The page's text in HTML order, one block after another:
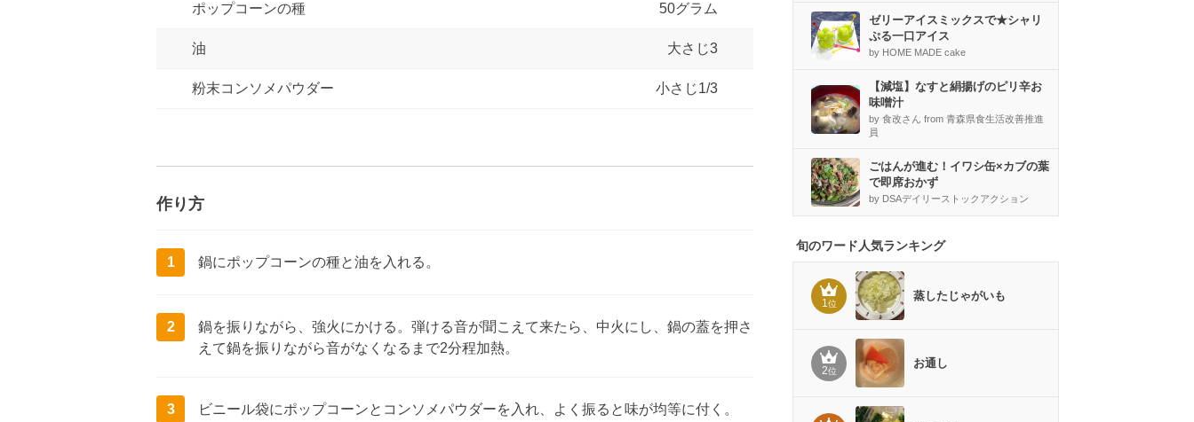
ポップコーンの種 50グラム
油 大さじ3
粉末コンソメパウダー 小さじ1/3
作り方
1 鍋にポップコーンの種と油を入れる。
2
鍋を振りながら、強火にかける。弾ける音が聞こえて来たら、中火にし、鍋の蓋を押さ
えて鍋を振りながら音がなくなるまで2分程加熱。
3 ビニール袋にポップコーンとコンソメパウダーを入れ、よく振ると味が均等に付く。
ゼリーアイスミックスで★シャリ
ぷる一口アイス
by HOME MADE cake
【減塩】なすと絹揚げのピリ辛お
味噌汁
by 食改さん from 青森県食生活改善推進
員
ごはんが進む！イワシ缶×カブの葉
で即席おかず
by DSAデイリーストックアクション
旬のワード人気ランキング
1位
蒸したじゃがいも
2位
お通し